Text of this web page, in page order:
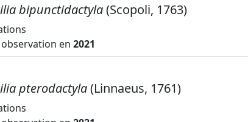
bipunctidactyla(Scopoli, 1763)
en 2021
pterodactyla(Linnaeus, 1761)